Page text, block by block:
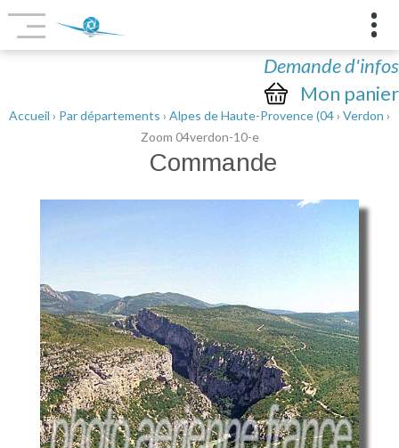
Demande d'infos
Mon panier
Accueil › Par départements › Alpes de Haute-Provence (04› Verdon ›
Zoom 04verdon-10-e
Commande